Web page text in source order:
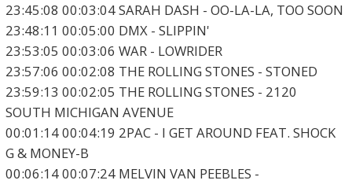
23:45:08 00:03:04 SARAH DASH - OO-LA-LA, TOO SOON
23:48:11 00:05:00 DMX - SLIPPIN'
23:53:05 00:03:06 WAR - LOWRIDER
23:57:06 00:02:08 THE ROLLING STONES - STONED
23:59:13 00:02:05 THE ROLLING STONES - 2120
SOUTH MICHIGAN AVENUE
00:01:14 00:04:19 2PAC - I GET AROUND FEAT. SHOCK
G & MONEY-B
00:06:14 00:07:24 MELVIN VAN PEEBLES -